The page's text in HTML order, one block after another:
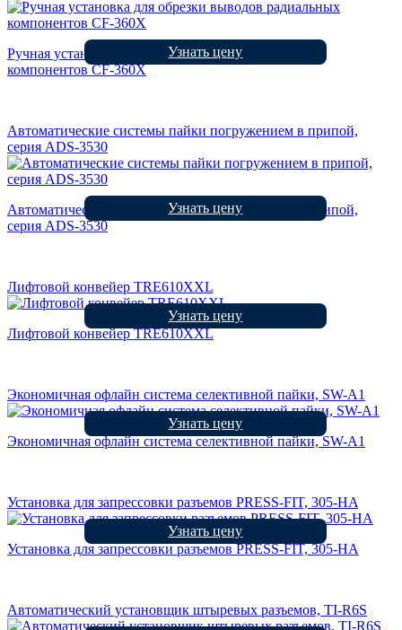
Ручная установка для обрезки выводов радиальных
компонентов CF-360X
Узнать цену
Автоматические системы пайки погружением в припой,
серия ADS-3530
Автоматические системы пайки погружением в припой,
серия ADS-3530
Узнать цену
Лифтовой конвейер TRE610XXL
Лифтовой конвейер TRE610XXL
Узнать цену
Экономичная офлайн система селективной пайки, SW-A1
Экономичная офлайн система селективной пайки, SW-A1
Узнать цену
Установка для запрессовки разъемов PRESS-FIT, 305-HA
Установка для запрессовки разъемов PRESS-FIT, 305-HA
Узнать цену
Автоматический установщик штыревых разъемов, TI-R6S